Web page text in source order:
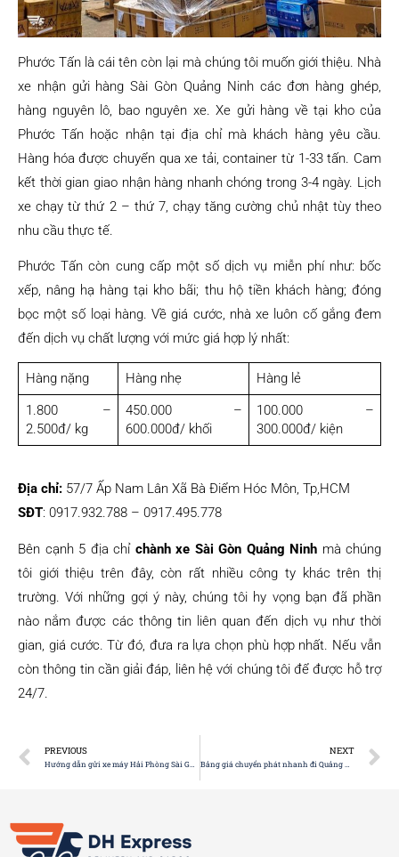
Phước Tấn là cái tên còn lại mà chúng tôi muốn giới thiệu. Nhà
xe nhận gửi hàng Sài Gòn Quảng Ninh các đơn hàng ghép,
hàng nguyên lô, bao nguyên xe. Xe gửi hàng về tại kho của
Phước Tấn hoặc nhận tại địa chỉ mà khách hàng yêu cầu.
Hàng hóa được chuyển qua xe tải, container từ 1-33 tấn. Cam
kết thời gian giao nhận hàng nhanh chóng trong 3-4 ngày. Lịch
xe chạy từ thứ 2 – thứ 7, chạy tăng cường chủ nhật tùy theo
nhu cầu thực tế.
Phước Tấn còn cung cấp một số dịch vụ miễn phí như: bốc
xếp, nâng hạ hàng tại kho bãi; thu hộ tiền khách hàng; đóng
bọc một số loại hàng. Về giá cước, nhà xe luôn cố gắng đem
đến dịch vụ chất lượng với mức giá hợp lý nhất:
Hàng nặng Hàng nhẹ
Hàng lẻ
1.800 –
2.500đ/ kg
450.000 –
600.000đ/ khối
100.000 –
300.000đ/ kiện
Địa chỉ: 57/7 Ấp Nam Lân Xã Bà Điểm Hóc Môn, Tp,HCM
SĐT: 0917.932.788 – 0917.495.778
Bên cạnh 5 địa chỉ chành xe Sài Gòn Quảng Ninh mà chúng
tôi giới thiệu trên đây, còn rất nhiều công ty khác trên thị
trường. Với những gợi ý này, chúng tôi hy vọng bạn đã phần
nào nắm được các thông tin liên quan đến dịch vụ như thời
gian, giá cước. Từ đó, đưa ra lựa chọn phù hợp nhất. Nếu vẫn
còn thông tin cần giải đáp, liên hệ với chúng tôi để được hỗ trợ
24/7.
PREVIOUS NEXT